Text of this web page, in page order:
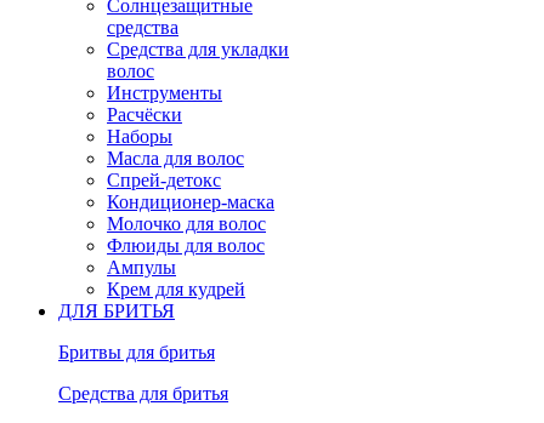
Солнцезащитные
средства
Средства для укладки
волос
Инструменты
Расчёски
Наборы
Масла для волос
Спрей-детокс
Кондиционер-маска
Молочко для волос
Флюиды для волос
Ампулы
Крем для кудрей
ДЛЯ БРИТЬЯ
Бритвы для бритья
Средства для бритья